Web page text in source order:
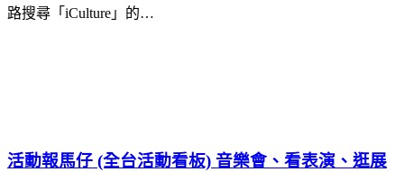
路搜尋「iCulture」的…
活動報馬仔 (全台活動看板) 音樂會、看表演、逛展